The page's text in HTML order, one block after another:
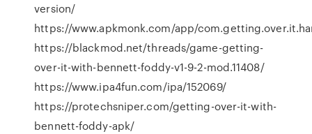
version/
https://www.apkmonk.com/app/
https://blackmod.net/threads/game-getting-
over-it-with-bennett-foddy-v1-9-2-mod.11408/
https://www.ipa4fun.com/ipa/152069/
https://protechsniper.com/getting-over-it-with-
bennett-foddy-apk/